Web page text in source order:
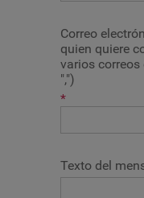
Correo
quien quiere
varios
",")
*
Texto del